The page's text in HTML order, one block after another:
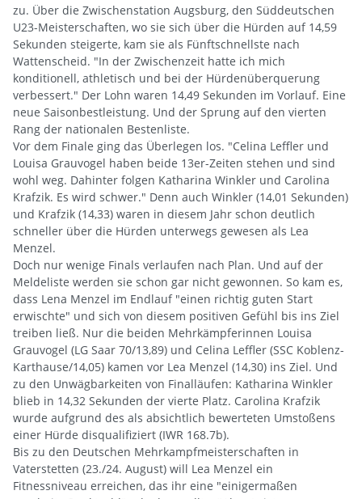
zu. Über die Zwischenstation Augsburg, den Süddeutschen
U23-Meisterschaften, wo sie sich über die Hürden auf 14,59
Sekunden steigerte, kam sie als Fünftschnellste nach
Wattenscheid. "In der Zwischenzeit hatte ich mich
konditionell, athletisch und bei der Hürdenüberquerung
verbessert." Der Lohn waren 14,49 Sekunden im Vorlauf. Eine
neue Saisonbestleistung. Und der Sprung auf den vierten
Rang der nationalen Bestenliste.
Vor dem Finale ging das Überlegen los. "Celina Leffler und
Louisa Grauvogel haben beide 13er-Zeiten stehen und sind
wohl weg. Dahinter folgen Katharina Winkler und Carolina
Krafzik. Es wird schwer." Denn auch Winkler (14,01 Sekunden)
und Krafzik (14,33) waren in diesem Jahr schon deutlich
schneller über die Hürden unterwegs gewesen als Lea
Menzel.
Doch nur wenige Finals verlaufen nach Plan. Und auf der
Meldeliste werden sie schon gar nicht gewonnen. So kam es,
dass Lena Menzel im Endlauf "einen richtig guten Start
erwischte" und sich von diesem positiven Gefühl bis ins Ziel
treiben ließ. Nur die beiden Mehrkämpferinnen Louisa
Grauvogel (LG Saar 70/13,89) und Celina Leffler (SSC Koblenz-
Karthause/14,05) kamen vor Lea Menzel (14,30) ins Ziel. Und
zu den Unwägbarkeiten von Finalläufen: Katharina Winkler
blieb in 14,32 Sekunden der vierte Platz. Carolina Krafzik
wurde aufgrund des als absichtlich bewerteten Umstoßens
einer Hürde disqualifiziert (IWR 168.7b).
Bis zu den Deutschen Mehrkampfmeisterschaften in
Vaterstetten (23./24. August) will Lea Menzel ein
Fitnessniveau erreichen, das ihr eine "einigermaßen